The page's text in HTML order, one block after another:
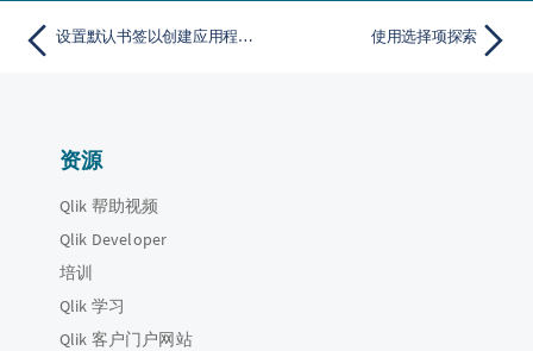
设置默认书签以创建应用程序登录页 使用选择项探索
资源
Qlik 帮助视频
Qlik Developer
培训
Qlik 学习
Qlik 客户门户网站